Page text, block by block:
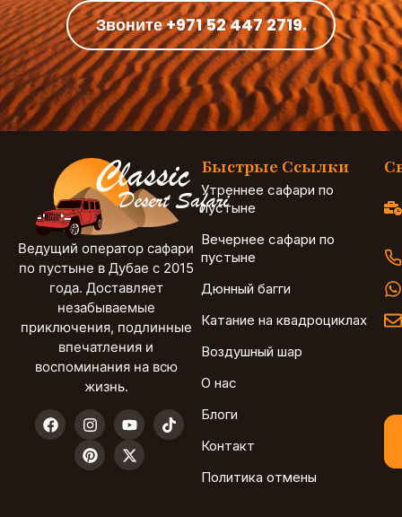
Звоните +971 52 447 2719.
Ведущий оператор сафари
по пустыне в Дубае с 2015
года. Доставляет
незабываемые
приключения, подлинные
впечатления и
воспоминания на всю
жизнь.
Быстрые Ссылки
Утреннее сафари по
пустыне
Вечернее сафари по
пустыне
Дюнный багги
Катание на квадроциклах
Воздушный шар
О нас
Блоги
Контакт
Политика отмены